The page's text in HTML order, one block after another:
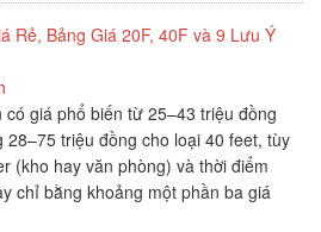
Rẻ, Bảng Giá 20F, 40F và 9 Lưu Ý
giá phổ biến từ 25–43 triệu đồng
triệu đồng cho loại 40 feet, tùy
(kho hay văn phòng) và thời điểm
chỉ bằng khoảng một phần ba giá